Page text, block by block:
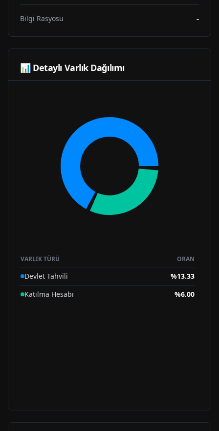
Bilgi Rasyosu -
📊 Detaylı Varlık Dağılımı
VARLIK TÜRÜ ORAN
Devlet Tahvili %13.33
Katılma Hesabı
%6.00